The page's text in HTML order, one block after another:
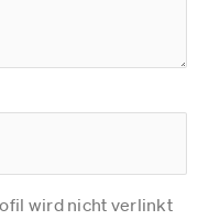
wird nicht verlinkt